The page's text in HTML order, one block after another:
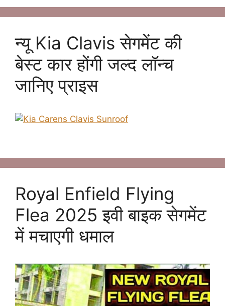
न्यू Kia Clavis सेगमेंट की
बेस्ट कार होंगी जल्द लॉन्च
जानिए प्राइस
Royal Enfield Flying
Flea 2025 इवी बाइक सेगमेंट
में मचाएगी धमाल